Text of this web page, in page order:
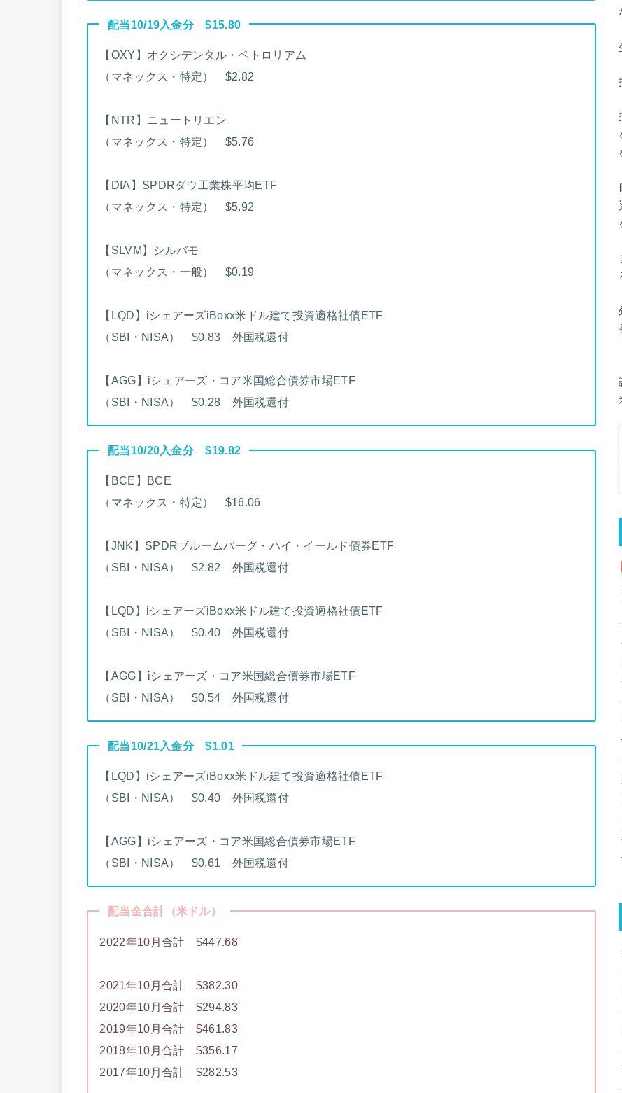
配当10/19入金分 $15.80
【OXY】オクシデンタル・ペトロリアム
（マネックス・特定） $2.82
【NTR】ニュートリエン
（マネックス・特定） $5.76
【DIA】SPDRダウ工業株平均ETF
（マネックス・特定） $5.92
【SLVM】シルバモ
（マネックス・一般） $0.19
【LQD】iシェアーズiBoxx米ドル建て投資適格社債ETF
（SBI・NISA） $0.83 外国税還付
【AGG】iシェアーズ・コア米国総合債券市場ETF
（SBI・NISA） $0.28 外国税還付
配当10/20入金分 $19.82
【BCE】BCE
（マネックス・特定） $16.06
【JNK】SPDRブルームバーグ・ハイ・イールド債券ETF
（SBI・NISA） $2.82 外国税還付
【LQD】iシェアーズiBoxx米ドル建て投資適格社債ETF
（SBI・NISA） $0.40 外国税還付
【AGG】iシェアーズ・コア米国総合債券市場ETF
（SBI・NISA） $0.54 外国税還付
配当10/21入金分 $1.01
【LQD】iシェアーズiBoxx米ドル建て投資適格社債ETF
（SBI・NISA） $0.40 外国税還付
【AGG】iシェアーズ・コア米国総合債券市場ETF
（SBI・NISA） $0.61 外国税還付
配当金合計（米ドル）
2022年10月合計 $447.68
2021年10月合計 $382.30
2020年10月合計 $294.83
2019年10月合計 $461.83
2018年10月合計 $356.17
2017年10月合計 $282.53